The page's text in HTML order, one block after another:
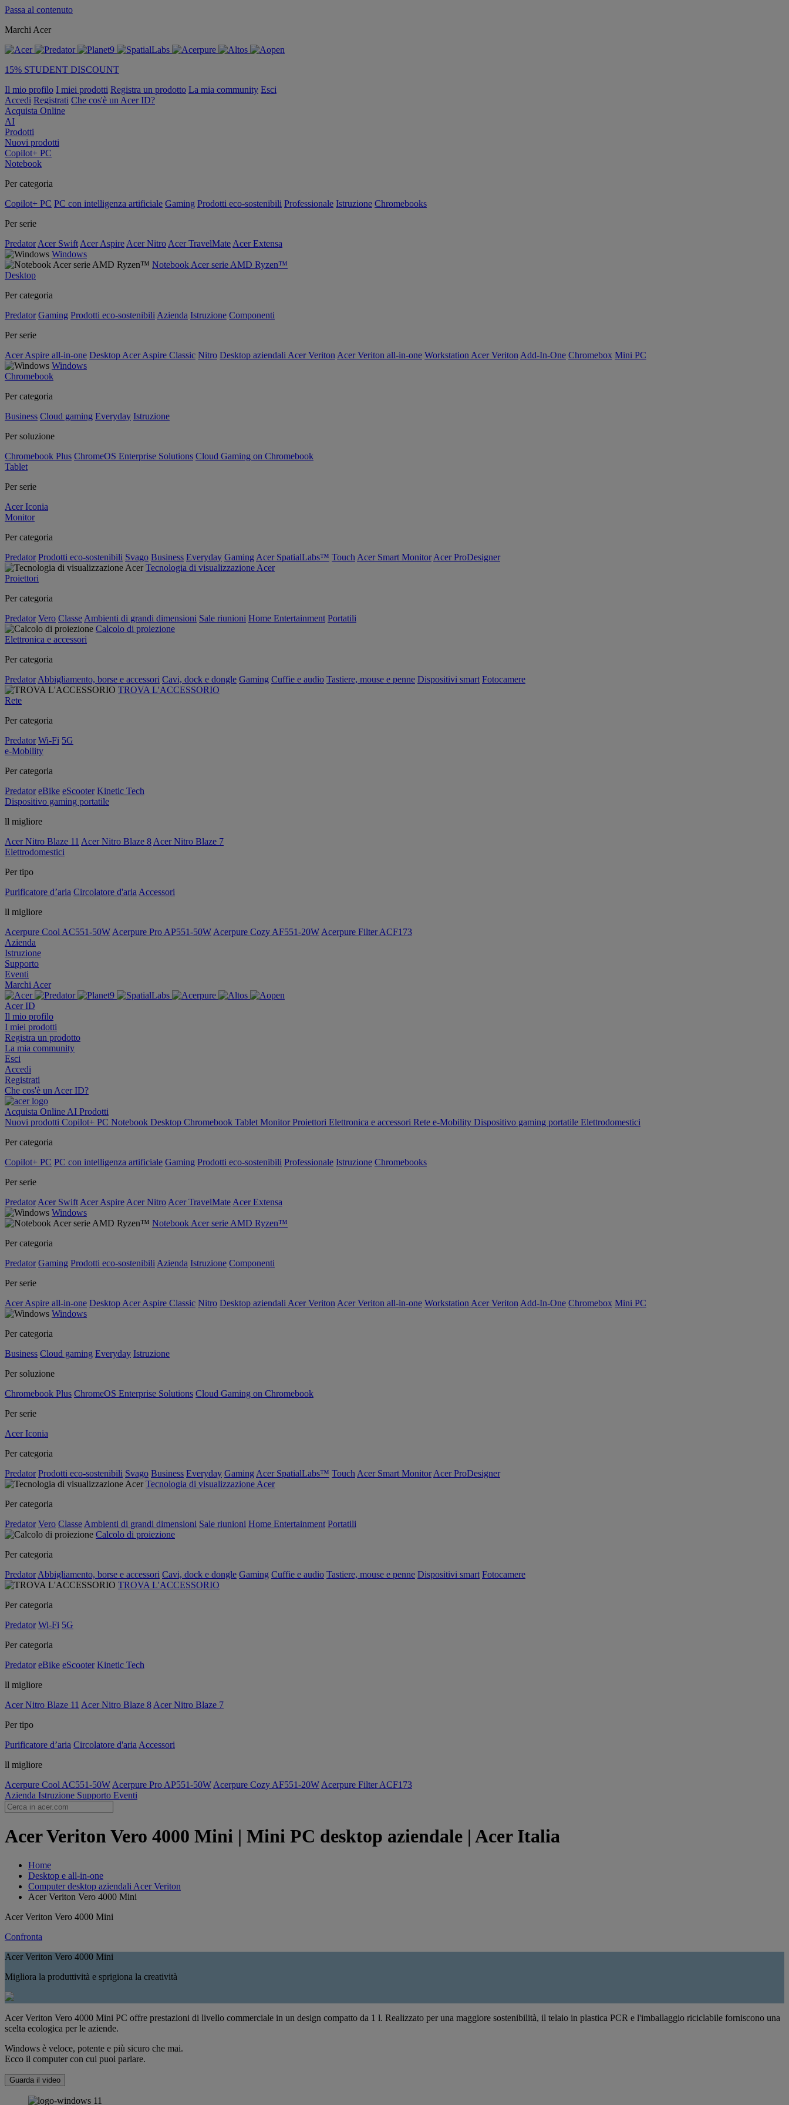
Passa al contenuto
Marchi Acer
15% STUDENT DISCOUNT
Il mio profilo I miei prodotti Registra un prodotto La mia community Esci
Accedi Registrati Che cos'è un Acer ID?
Acquista Online
AI
Prodotti
Nuovi prodotti
Copilot+ PC
Notebook
Per categoria
Copilot+ PC PC con intelligenza artificiale Gaming Prodotti eco-sostenibili Professionale Istruzione Chromebooks
Per serie
Predator Acer Swift Acer Aspire Acer Nitro Acer TravelMate Acer Extensa
Windows
Notebook Acer serie AMD Ryzen™
Desktop
Per categoria
Predator Gaming Prodotti eco-sostenibili Azienda Istruzione Componenti
Per serie
Acer Aspire all-in-one Desktop Acer Aspire Classic Nitro Desktop aziendali Acer Veriton Acer Veriton all-in-one Workstation Acer Veriton Add-In-One Chromebox Mini PC
Windows
Chromebook
Per categoria
Business Cloud gaming Everyday Istruzione
Per soluzione
Chromebook Plus ChromeOS Enterprise Solutions Cloud Gaming on Chromebook
Tablet
Per serie
Acer Iconia
Monitor
Per categoria
Predator Prodotti eco-sostenibili Svago Business Everyday Gaming Acer SpatialLabs™ Touch Acer Smart Monitor Acer ProDesigner
Tecnologia di visualizzazione Acer
Proiettori
Per categoria
Predator Vero Classe Ambienti di grandi dimensioni Sale riunioni Home Entertainment Portatili
Calcolo di proiezione
Elettronica e accessori
Per categoria
Predator Abbigliamento, borse e accessori Cavi, dock e dongle Gaming Cuffie e audio Tastiere, mouse e penne Dispositivi smart Fotocamere
TROVA L'ACCESSORIO
Rete
Per categoria
Predator Wi-Fi 5G
e-Mobility
Per categoria
Predator eBike eScooter Kinetic Tech
Dispositivo gaming portatile
ll migliore
Acer Nitro Blaze 11 Acer Nitro Blaze 8 Acer Nitro Blaze 7
Elettrodomestici
Per tipo
Purificatore d’aria Circolatore d'aria Accessori
ll migliore
Acerpure Cool AC551-50W Acerpure Pro AP551-50W Acerpure Cozy AF551-20W Acerpure Filter ACF173
Azienda
Istruzione
Supporto
Eventi
Marchi Acer
Acer ID
Il mio profilo
I miei prodotti
Registra un prodotto
La mia community
Esci
Accedi
Registrati
Che cos'è un Acer ID?
Acquista Online AI Prodotti
Nuovi prodotti Copilot+ PC Notebook Desktop Chromebook Tablet MonitorProiettori Elettronica e accessori Rete e-Mobility Dispositivo gaming portatile Elettrodomestici
Per categoria
Copilot+ PC PC con intelligenza artificiale Gaming Prodotti eco-sostenibili Professionale Istruzione Chromebooks
Per serie
Predator Acer Swift Acer Aspire Acer Nitro Acer TravelMate Acer Extensa
Windows
Notebook Acer serie AMD Ryzen™
Per categoria
Predator Gaming Prodotti eco-sostenibili Azienda Istruzione Componenti
Per serie
Acer Aspire all-in-one Desktop Acer Aspire Classic Nitro Desktop aziendali Acer Veriton Acer Veriton all-in-one Workstation Acer Veriton Add-In-One Chromebox Mini PC
Windows
Per categoria
Business Cloud gaming Everyday Istruzione
Per soluzione
Chromebook Plus ChromeOS Enterprise Solutions Cloud Gaming on Chromebook
Per serie
Acer Iconia
Per categoria
Predator Prodotti eco-sostenibili Svago Business Everyday Gaming Acer SpatialLabs™ Touch Acer Smart Monitor Acer ProDesigner
Tecnologia di visualizzazione Acer
Per categoria
Predator Vero Classe Ambienti di grandi dimensioni Sale riunioni Home Entertainment Portatili
Calcolo di proiezione
Per categoria
Predator Abbigliamento, borse e accessori Cavi, dock e dongle Gaming Cuffie e audio Tastiere, mouse e penne Dispositivi smart Fotocamere
TROVA L'ACCESSORIO
Per categoria
Predator Wi-Fi 5G
Per categoria
Predator eBike eScooter Kinetic Tech
ll migliore
Acer Nitro Blaze 11 Acer Nitro Blaze 8 Acer Nitro Blaze 7
Per tipo
Purificatore d’aria Circolatore d'aria Accessori
ll migliore
Acerpure Cool AC551-50W Acerpure Pro AP551-50W Acerpure Cozy AF551-20W Acerpure Filter ACF173
Azienda Istruzione Supporto Eventi
Acer Veriton Vero 4000 Mini | Mini PC desktop aziendale | Acer Italia
Home
Desktop e all-in-one
Computer desktop aziendali Acer Veriton
Acer Veriton Vero 4000 Mini
Acer Veriton Vero 4000 Mini
Confronta
Acer Veriton Vero 4000 Mini
Migliora la produttività e sprigiona la creatività
Acer Veriton Vero 4000 Mini PC offre prestazioni di livello commerciale in un design compatto da 1 l. Realizzato per una maggiore sostenibilità, il telaio in plastica PCR e l'imballaggio riciclabile forniscono una
scelta ecologica per le aziende.
Windows è veloce, potente e più sicuro che mai.
Ecco il computer con cui puoi parlare.
Guarda il video